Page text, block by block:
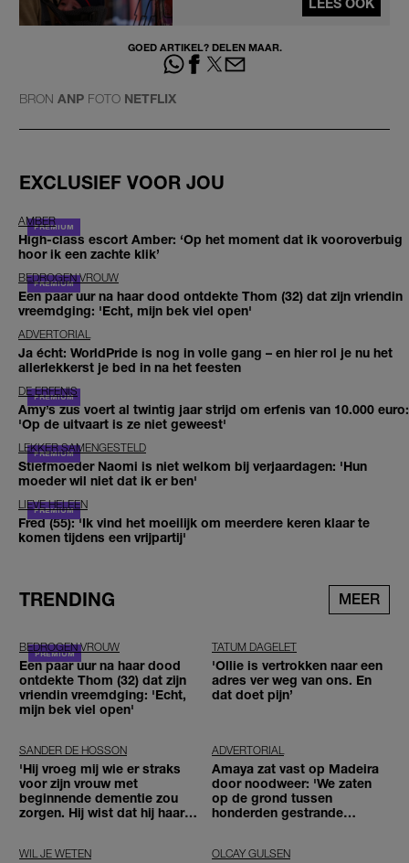
GOED ARTIKEL? DELEN MAAR.
BRON ANP FOTO NETFLIX
EXCLUSIEF VOOR JOU
AMBER
High-class escort Amber: ‘Op het moment dat ik vooroverbuig
hoor ik een zachte klik’
BEDROGEN VROUW
Een paar uur na haar dood ontdekte Thom (32) dat zijn vriendin
vreemdging: 'Echt, mijn bek viel open'
ADVERTORIAL
Ja écht: WorldPride is nog in volle gang – en hier rol je nu het
allerlekkerst je bed in na het feesten
DE ERFENIS
Amy’s zus voert al twintig jaar strijd om erfenis van 10.000 euro:
'Op de uitvaart is ze niet geweest'
LEKKER SAMENGESTELD
Stiefmoeder Naomi is niet welkom bij verjaardagen: 'Hun
moeder wil niet dat ik er ben'
LIEVE HELEEN
Fred (55): 'Ik vind het moeilijk om meerdere keren klaar te
komen tijdens een vrijpartij'
TRENDING MEER
BEDROGEN VROUW
Een paar uur na haar dood
ontdekte Thom (32) dat zijn
vriendin vreemdging: 'Echt,
mijn bek viel open'
TATUM DAGELET
'Ollie is vertrokken naar een
adres ver weg van ons. En
dat doet pijn’
SANDER DE HOSSON
'Hij vroeg mij wie er straks
voor zijn vrouw met
beginnende dementie zou
zorgen. Hij wist dat hij haar
ADVERTORIAL
Amaya zat vast op Madeira
door noodweer: 'We zaten
op de grond tussen
honderden gestrande
WIL JE WETEN OLCAY GULSEN